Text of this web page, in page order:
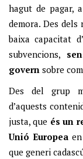
hagut de pagar,
demora. Des
baixa capacitat
subvencions,
govern sobre
Des del grup
d’aquests
justa, que és un
Unió Europeaen
que generi